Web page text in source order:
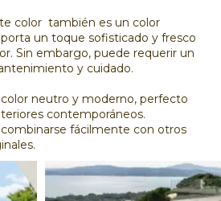
color también es un color
un toque sofisticado y fresco
Sin embargo, puede requerir un
y cuidado.
color neutro y moderno, perfecto
contemporáneos.
fácilmente con otros